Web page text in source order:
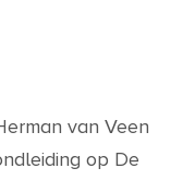
van Veen
op De